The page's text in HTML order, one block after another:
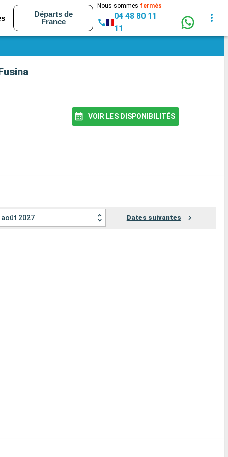
Départs de
France
Nous sommes fermés
04 48 80 11
11
VOIR LES DISPONIBILITÉS
août 2027 Dates suivantes